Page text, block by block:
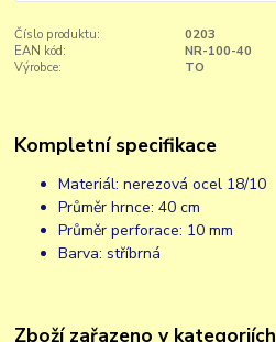
Číslo produktu:
0203
EAN kód:
NR-100-40
Výrobce:
TO
Kompletní specifikace
Materiál: nerezová ocel 18/10
Průměr hrnce: 40 cm
Průměr perforace: 10 mm
Barva: stříbrná
Zboží zařazeno v kategoriích